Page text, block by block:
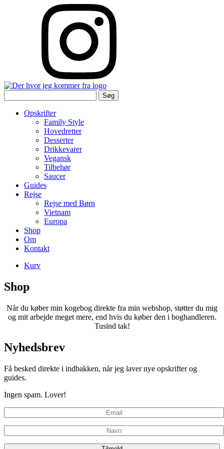
efter:
Opskrifter
Family Style
Hovedretter
Desserter
Drikkevarer
Vegansk
Tilbehør
Saucer
Guides
Rejse
Rejse med Børn
Vietnam
Europa
Shop
Om
Kontakt
Kurv
Shop
Når du køber min kogebog direkte fra min webshop, støtter du mig
og mit arbejde meget mere, end hvis du køber den i boghandleren.
Tusind tak!
Nyhedsbrev
Få besked direkte i indbakken, når jeg laver nye opskrifter og
guides.
Ingen spam. Lover!